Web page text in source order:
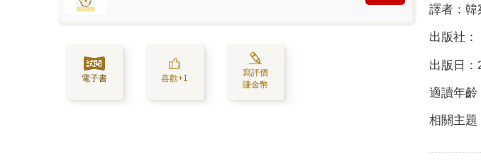
電子書 喜歡+1
寫評價
賺金幣
譯者：韓
出版社：
出版日：
適讀年齡
相關主題